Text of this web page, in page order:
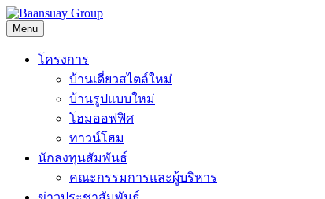
Skip
to
content
Menu
โครงการ
บ้านเดี่ยวสไตล์ใหม่
บ้านรูปแบบใหม่
โฮมออฟฟิศ
ทาวน์โฮม
นักลงทุนสัมพันธ์
คณะกรรมการและผู้บริหาร